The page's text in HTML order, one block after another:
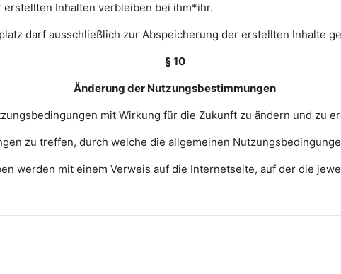
Inhalten verbleiben bei ihm*ihr.
darf ausschließlich zur Abspeicherung der erstellten Inhalte
§ 10
Änderung der Nutzungsbestimmungen
mit Wirkung für die Zukunft zu ändern und zu
zu treffen, durch welche die allgemeinen
werden mit einem Verweis auf die Internetseite, auf der die